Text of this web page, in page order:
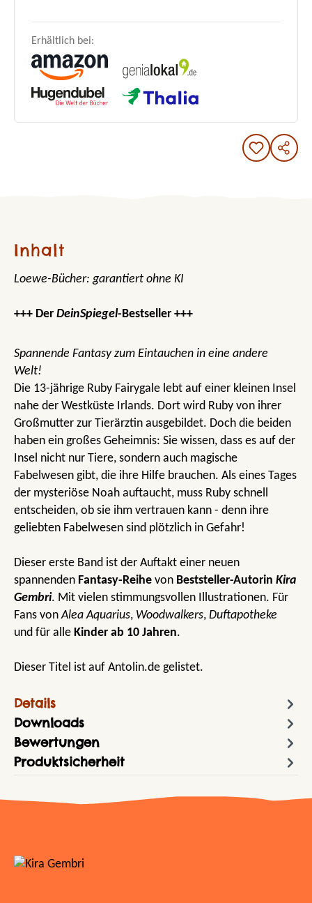
Erhältlich bei:
Inhalt
Loewe-Bücher: garantiert ohne KI
+++ Der DeinSpiegel-Bestseller +++
Spannende Fantasy zum Eintauchen in eine andere
Welt!
Die 13-jährige Ruby Fairygale lebt auf einer kleinen Insel
nahe der Westküste Irlands. Dort wird Ruby von ihrer
Großmutter zur Tierärztin ausgebildet. Doch die beiden
haben ein großes Geheimnis: Sie wissen, dass es auf der
Insel nicht nur Tiere, sondern auch magische
Fabelwesen gibt, die ihre Hilfe brauchen. Als eines Tages
der mysteriöse Noah auftaucht, muss Ruby schnell
entscheiden, ob sie ihm vertrauen kann - denn ihre
geliebten Fabelwesen sind plötzlich in Gefahr!
Dieser erste Band ist der Auftakt einer neuen
spannenden Fantasy-Reihe von Beststeller-Autorin Kira
Gembri. Mit vielen stimmungsvollen Illustrationen. Für
Fans vonAlea Aquarius, Woodwalkers, Duftapotheke
und für alle Kinder ab 10 Jahren.
Dieser Titel ist auf Antolin.de gelistet.
Details
Downloads
Bewertungen
Produktsicherheit